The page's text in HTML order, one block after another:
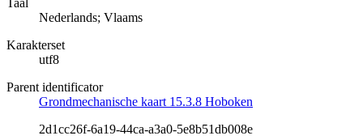
Nederlands; Vlaams
Karakterset
utf8
Parent identificator
Grondmechanische kaart 15.3.8 Hoboken
2d1cc26f-6a19-44ca-a3a0-5e8b51db008e